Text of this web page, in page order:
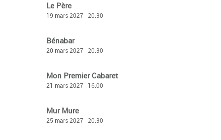
Le Père
19 mars 2027 - 20:30
Bénabar
20 mars 2027 - 20:30
Mon Premier Cabaret
21 mars 2027 - 16:00
Mur Mure
25 mars 2027 - 20:30